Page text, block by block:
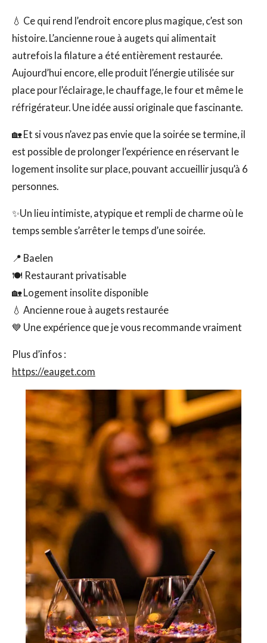
💧 Ce qui rend l’endroit encore plus magique, c’est son
histoire. L’ancienne roue à augets qui alimentait
autrefois la filature a été entièrement restaurée.
Aujourd’hui encore, elle produit l’énergie utilisée sur
place pour l’éclairage, le chauffage, le four et même le
réfrigérateur. Une idée aussi originale que fascinante.
🏡 Et si vous n’avez pas envie que la soirée se termine, il
est possible de prolonger l’expérience en réservant le
logement insolite sur place, pouvant accueillir jusqu’à 6
personnes.
✨Un lieu intimiste, atypique et rempli de charme où le
temps semble s’arrêter le temps d’une soirée.
📍 Baelen
🍽️ Restaurant privatisable
🏡 Logement insolite disponible
💧 Ancienne roue à augets restaurée
💙 Une expérience que je vous recommande vraiment
Plus d’infos :
https://eauget.com